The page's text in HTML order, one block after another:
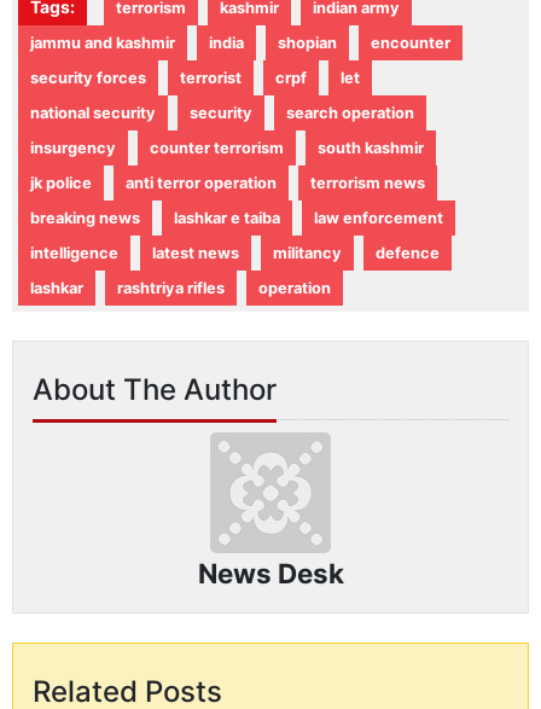
Tags: terrorism kashmir
indian army
jammu and kashmir
india shopian
encounter
security forces
terrorist crpf
let
national security
security
search operation
insurgency
counter terrorism
south kashmir
jk police
anti terror operation
terrorism news
breaking news
lashkar e taiba
law enforcement
intelligence
latest news militancy
defence
lashkar
rashtriya rifles operation
About The Author
News Desk
Related Posts